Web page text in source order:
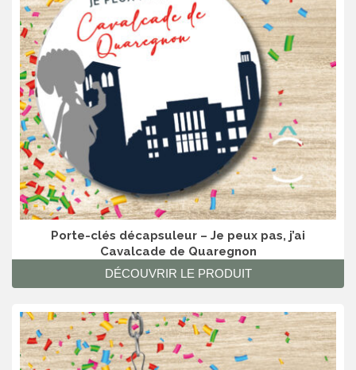
Porte-clés décapsuleur – Je peux pas, j’ai
Cavalcade de Quaregnon
DÉCOUVRIR LE PRODUIT